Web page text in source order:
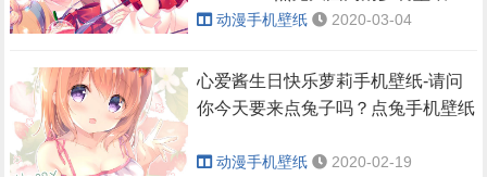
动漫手机壁纸 2020-03-04
心爱酱生日快乐萝莉手机壁纸-请问
你今天要来点兔子吗？点兔手机壁纸
动漫手机壁纸 2020-02-19